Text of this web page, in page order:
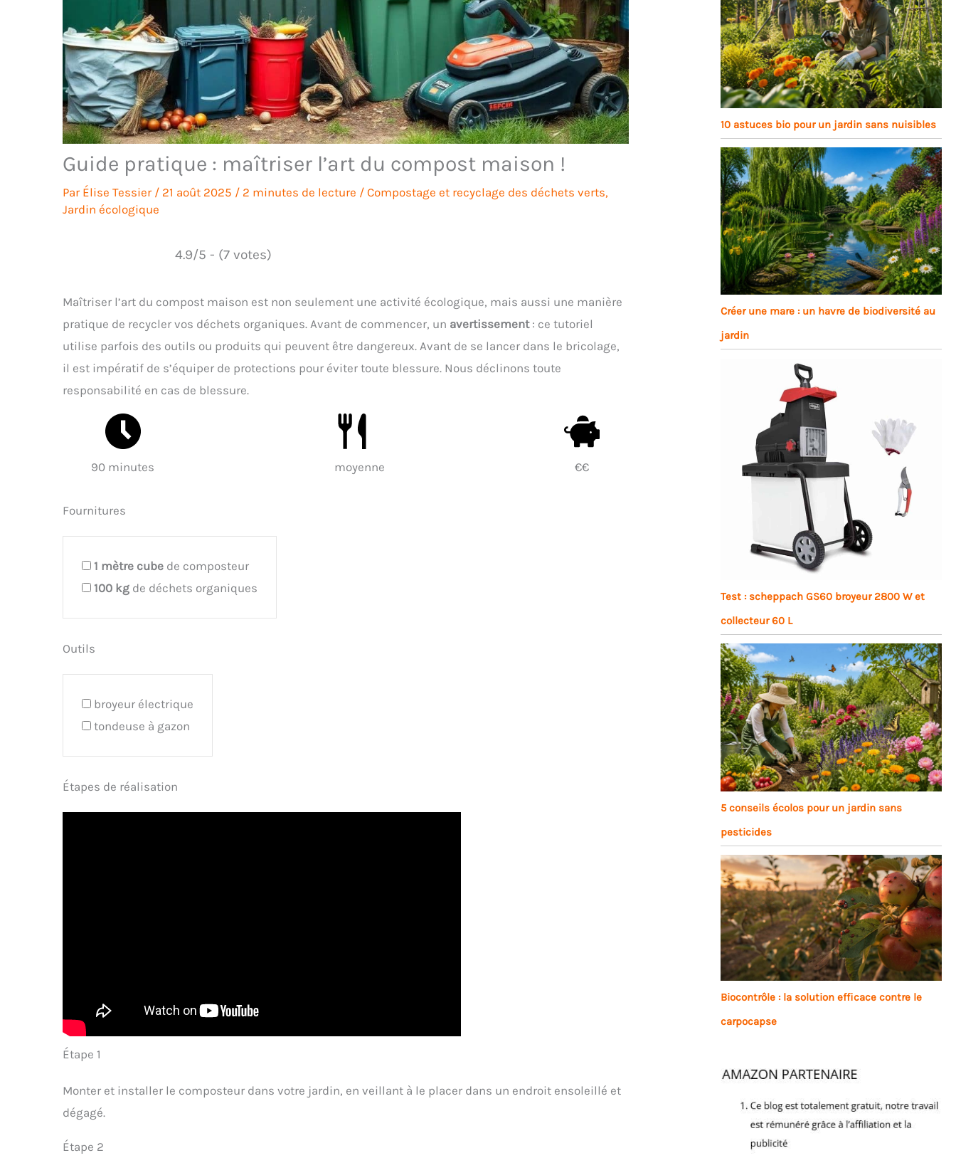
Guide pratique : maîtriser l’art du compost maison !
Par Élise Tessier / 21 août 2025 / 2 minutes de lecture / Compostage et recyclage des déchets verts,
Jardin écologique
4.9/5 - (7 votes)
Maîtriser l’art du compost maison est non seulement une activité écologique, mais aussi une manière
pratique de recycler vos déchets organiques. Avant de commencer, un avertissement: ce tutoriel
utilise parfois des outils ou produits qui peuvent être dangereux. Avant de se lancer dans le bricolage,
il est impératif de s’équiper de protections pour éviter toute blessure. Nous déclinons toute
responsabilité en cas de blessure.
90 minutes moyenne €€
Fournitures
1 mètre cube de composteur
100 kg de déchets organiques
Outils
broyeur électrique
tondeuse à gazon
Étapes de réalisation
Étape 1
Monter et installer le composteur dans votre jardin, en veillant à le placer dans un endroit ensoleillé et
dégagé.
Étape 2
10 astuces bio pour un jardin sans nuisibles
Créer une mare : un havre de biodiversité au
jardin
Test : scheppach GS60 broyeur 2800 W et
collecteur 60 L
5 conseils écolos pour un jardin sans
pesticides
Biocontrôle : la solution efficace contre le
carpocapse